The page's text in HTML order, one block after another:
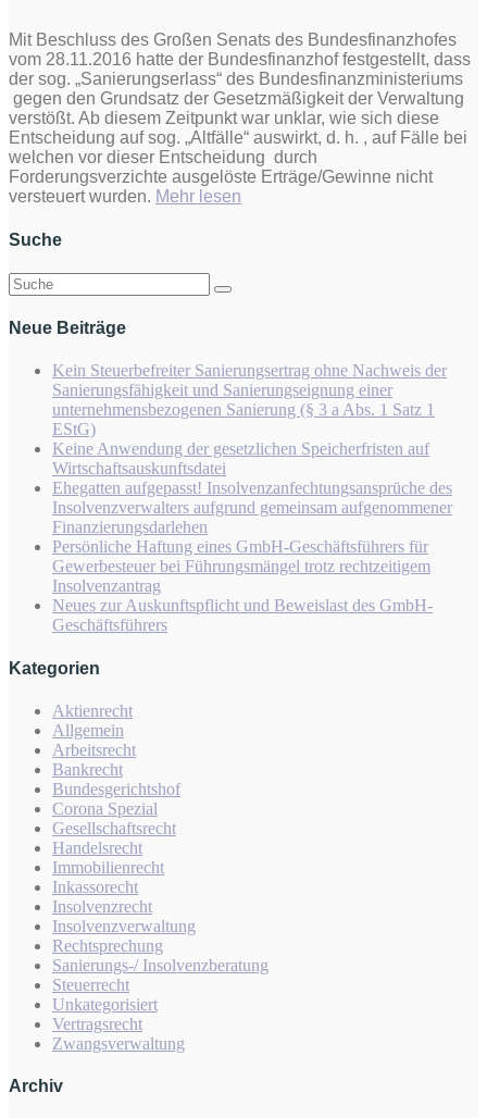
Mit Beschluss des Großen Senats des Bundesfinanzhofes
vom 28.11.2016 hatte der Bundesfinanzhof festgestellt, dass
der sog. „Sanierungserlass“ des Bundesfinanzministeriums
gegen den Grundsatz der Gesetzmäßigkeit der Verwaltung
verstößt. Ab diesem Zeitpunkt war unklar, wie sich diese
Entscheidung auf sog. „Altfälle“ auswirkt, d. h. , auf Fälle bei
welchen vor dieser Entscheidung durch
Forderungsverzichte ausgelöste Erträge/Gewinne nicht
versteuert wurden. Mehr lesen
Suche
Suchen
nach:
Neue Beiträge
Kein Steuerbefreiter Sanierungsertrag ohne Nachweis der
Sanierungsfähigkeit und Sanierungseignung einer
unternehmensbezogenen Sanierung (§ 3 a Abs. 1 Satz 1
EStG)
Keine Anwendung der gesetzlichen Speicherfristen auf
Wirtschaftsauskunftsdatei
Ehegatten aufgepasst! Insolvenzanfechtungsansprüche des
Insolvenzverwalters aufgrund gemeinsam aufgenommener
Finanzierungsdarlehen
Persönliche Haftung eines GmbH-Geschäftsführers für
Gewerbesteuer bei Führungsmängel trotz rechtzeitigem
Insolvenzantrag
Neues zur Auskunftspflicht und Beweislast des GmbH-
Geschäftsführers
Kategorien
Aktienrecht
Allgemein
Arbeitsrecht
Bankrecht
Bundesgerichtshof
Corona Spezial
Gesellschaftsrecht
Handelsrecht
Immobilienrecht
Inkassorecht
Insolvenzrecht
Insolvenzverwaltung
Rechtsprechung
Sanierungs-/ Insolvenzberatung
Steuerrecht
Unkategorisiert
Vertragsrecht
Zwangsverwaltung
Archiv